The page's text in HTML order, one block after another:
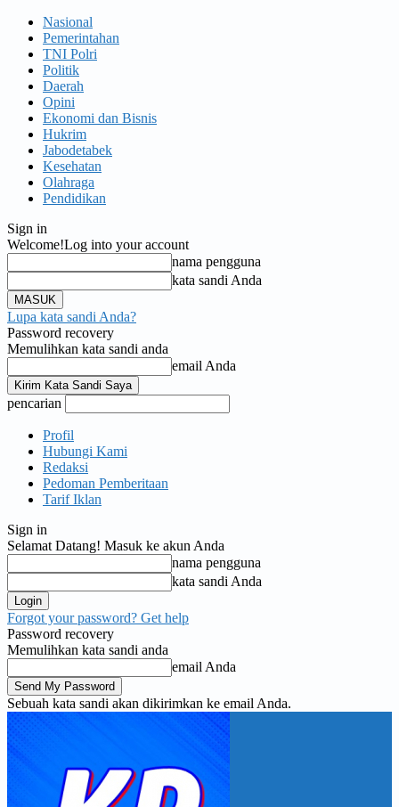
Nasional
Pemerintahan
TNI Polri
Politik
Daerah
Opini
Ekonomi dan Bisnis
Hukrim
Jabodetabek
Kesehatan
Olahraga
Pendidikan
Sign in
Welcome!Log into your account
nama pengguna
kata sandi Anda
Lupa kata sandi Anda?
Password recovery
Memulihkan kata sandi anda
email Anda
pencarian
Profil
Hubungi Kami
Redaksi
Pedoman Pemberitaan
Tarif Iklan
Sign in
Selamat Datang! Masuk ke akun Anda
nama pengguna
kata sandi Anda
Forgot your password? Get help
Password recovery
Memulihkan kata sandi anda
email Anda
Sebuah kata sandi akan dikirimkan ke email Anda.